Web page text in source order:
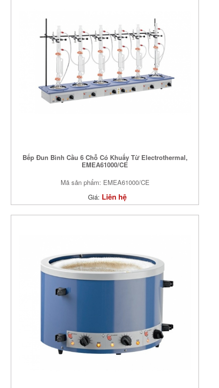
Bếp Đun Bình Cầu 6 Chỗ Có Khuấy Từ Electrothermal,
EMEA61000/CE
Mã sản phẩm: EMEA61000/CE
Giá: Liên hệ